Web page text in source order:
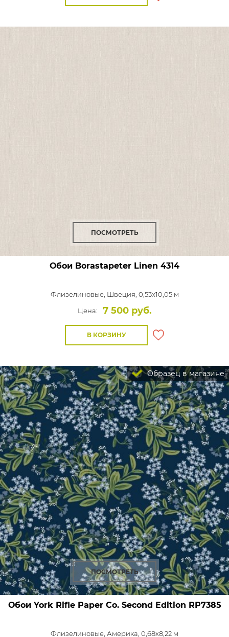
ПОСМОТРЕТЬ
Обои Borastapeter Linen 4314
Флизелиновые, Швеция, 0,53x10,05 м
Цена:
7 500 руб.
В КОРЗИНУ
Образец в магазине
ПОСМОТРЕТЬ
Обои York Rifle Paper Co. Second Edition RP7385
Флизелиновые, Америка, 0,68x8,22 м